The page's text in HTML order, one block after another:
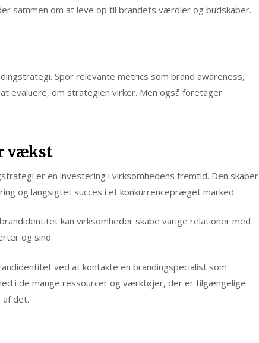
sammen om at leve op til brandets værdier og budskaber.
Spor relevante metrics som brand awareness,
evaluere, om strategien virker. Men også foretager
vækst
er en investering i virksomhedens fremtid. Den skaber
og langsigtet succes i et konkurrencepræget marked.
kan virksomheder skabe varige relationer med
og sind.
ved at kontakte en brandingspecialist som
i de mange ressourcer og værktøjer, der er tilgængelige
af det.